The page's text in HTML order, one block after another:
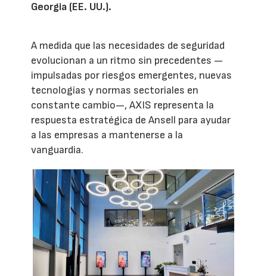
Georgia (EE. UU.).
A medida que las necesidades de seguridad
evolucionan a un ritmo sin precedentes —
impulsadas por riesgos emergentes, nuevas
tecnologías y normas sectoriales en
constante cambio—, AXIS representa la
respuesta estratégica de Ansell para ayudar
a las empresas a mantenerse a la
vanguardia.